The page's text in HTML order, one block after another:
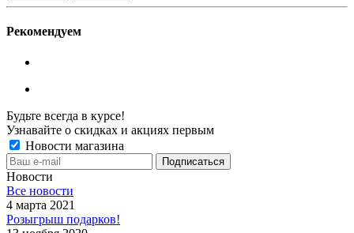
Рекомендуем
Будьте всегда в курсе!
Узнавайте о скидках и акциях первым
Новости магазина
Новости
Все новости
4 марта 2021
Розыгрыш подарков!